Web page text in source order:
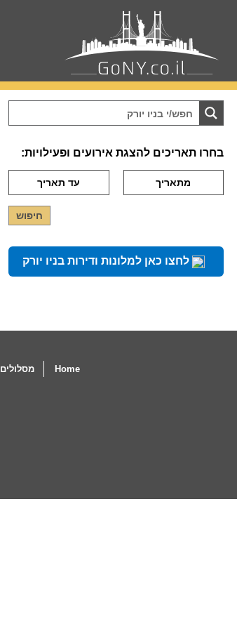
בחרו תאריכים להצגת אירועים ופעילויות:
לחצו כאן למלונות ודירות בניו יורק
Home מסלולים